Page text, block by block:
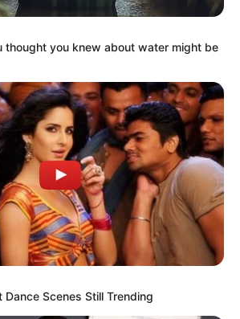
do nosso grupo do
em tempo real sobre as principais
Paulista e região
thought you knew about water might be
Dance Scenes Still Trending